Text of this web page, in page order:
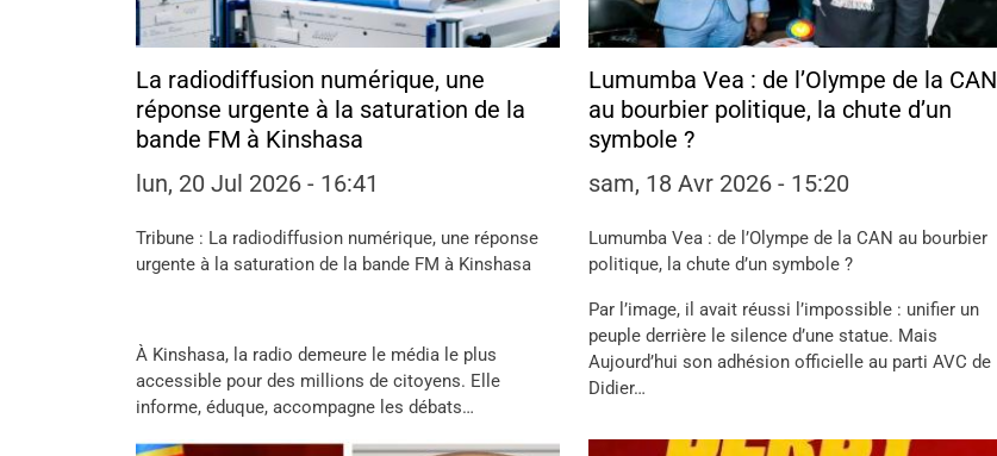
La radiodiffusion numérique, une
réponse urgente à la saturation de la
bande FM à Kinshasa
lun, 20 Jul 2026 - 16:41
Tribune : La radiodiffusion numérique, une réponse
urgente à la saturation de la bande FM à Kinshasa
À Kinshasa, la radio demeure le média le plus
accessible pour des millions de citoyens. Elle
informe, éduque, accompagne les débats…
Lumumba Vea : de l’Olympe de la CAN
au bourbier politique, la chute d’un
symbole ?
sam, 18 Avr 2026 - 15:20
Lumumba Vea : de l’Olympe de la CAN au bourbier
politique, la chute d’un symbole ?
Par l’image, il avait réussi l’impossible : unifier un
peuple derrière le silence d’une statue. Mais
Aujourd’hui son adhésion officielle au parti AVC de
Didier…